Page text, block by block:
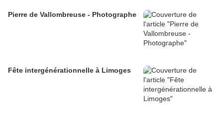
Pierre de Vallombreuse - Photographe
Fête intergénérationnelle à Limoges